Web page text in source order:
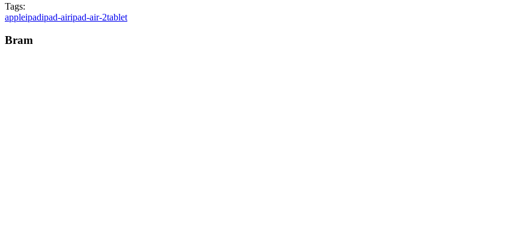
Tags:
appleipadipad-airipad-air-2tablet
Bram